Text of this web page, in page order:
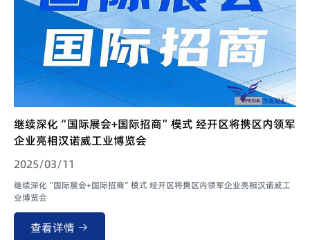
继续深化“国际展会+国际招商”模式 经开区将携区内领军
企业亮相汉诺威工业博览会
2025/03/11
继续深化“国际展会+国际招商”模式 经开区将携区内领军企业亮相汉诺威工
业博览会
查看详情